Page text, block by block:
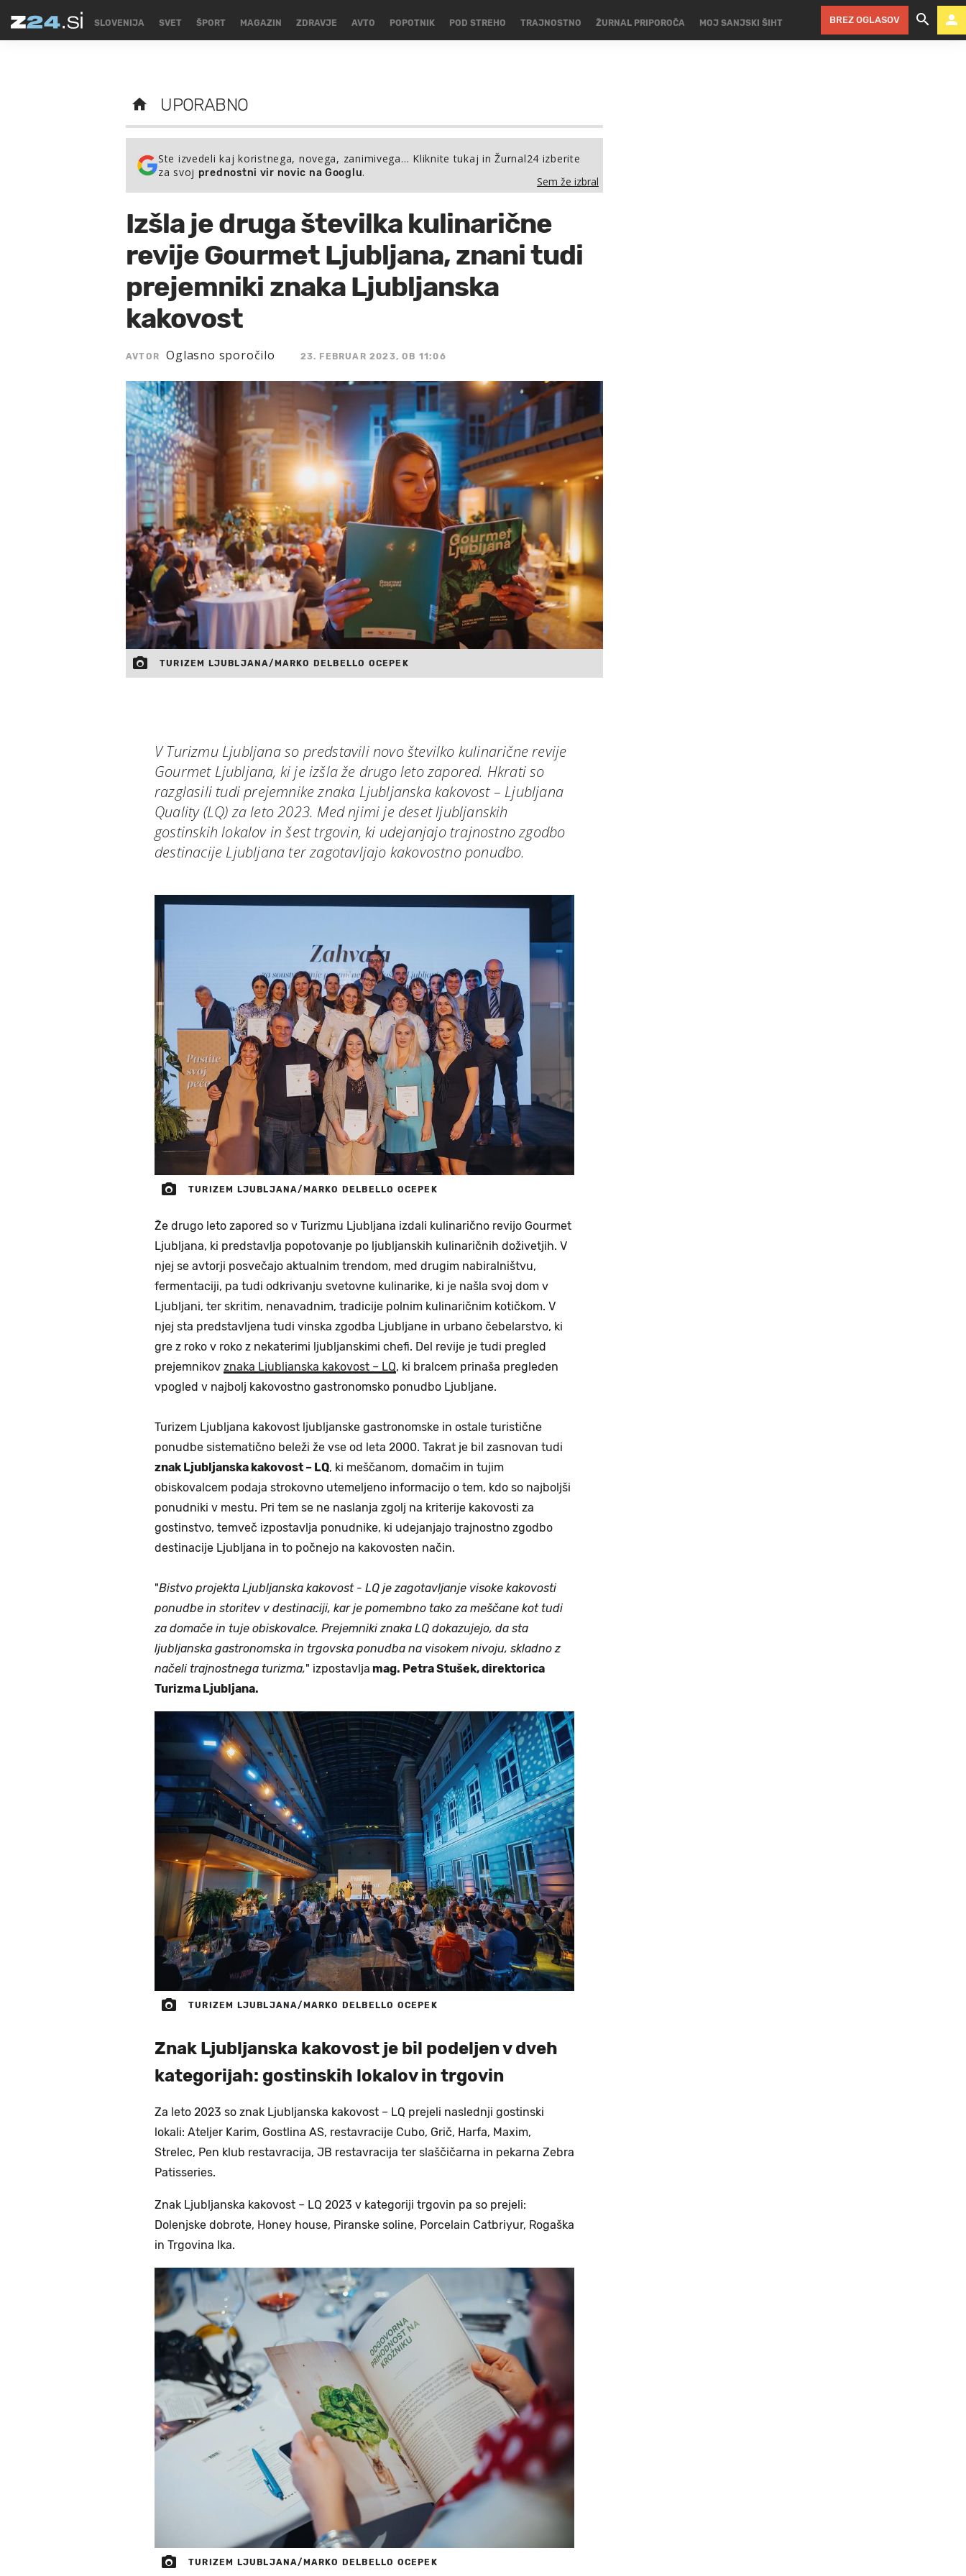
SLOVENIJA SVET ŠPORT MAGAZIN ZDRAVJE AVTO POPOTNIK POD STREHO TRAJNOSTNO ŽURNAL PRIPOROČA MOJ SANJSKI ŠIHT BREZ OGLASOV
UPORABNO
Ste izvedeli kaj koristnega, novega, zanimivega… Kliknite tukaj in Žurnal24 izberite
za svoj prednostni vir novic na Googlu.
Sem že izbral
Izšla je druga številka kulinarične
revije Gourmet Ljubljana, znani tudi
prejemniki znaka Ljubljanska
kakovost
AVTOR Oglasno sporočilo 23. FEBRUAR 2023, OB 11:06
TURIZEM LJUBLJANA/MARKO DELBELLO OCEPEK
V Turizmu Ljubljana so predstavili novo številko kulinarične revije
Gourmet Ljubljana, ki je izšla že drugo leto zapored. Hkrati so
razglasili tudi prejemnike znaka Ljubljanska kakovost – Ljubljana
Quality (LQ) za leto 2023. Med njimi je deset ljubljanskih
gostinskih lokalov in šest trgovin, ki udejanjajo trajnostno zgodbo
destinacije Ljubljana ter zagotavljajo kakovostno ponudbo.
TURIZEM LJUBLJANA/MARKO DELBELLO OCEPEK
Že drugo leto zapored so v Turizmu Ljubljana izdali kulinarično revijo Gourmet
Ljubljana, ki predstavlja popotovanje po ljubljanskih kulinaričnih doživetjih. V
njej se avtorji posvečajo aktualnim trendom, med drugim nabiralništvu,
fermentaciji, pa tudi odkrivanju svetovne kulinarike, ki je našla svoj dom v
Ljubljani, ter skritim, nenavadnim, tradicije polnim kulinaričnim kotičkom. V
njej sta predstavljena tudi vinska zgodba Ljubljane in urbano čebelarstvo, ki
gre z roko v roko z nekaterimi ljubljanskimi chefi. Del revije je tudi pregled
prejemnikov znaka Ljubljanska kakovost – LQ, ki bralcem prinaša pregleden
vpogled v najbolj kakovostno gastronomsko ponudbo Ljubljane.
Turizem Ljubljana kakovost ljubljanske gastronomske in ostale turistične
ponudbe sistematično beleži že vse od leta 2000. Takrat je bil zasnovan tudi
znak Ljubljanska kakovost – LQ, ki meščanom, domačim in tujim
obiskovalcem podaja strokovno utemeljeno informacijo o tem, kdo so najboljši
ponudniki v mestu. Pri tem se ne naslanja zgolj na kriterije kakovosti za
gostinstvo, temveč izpostavlja ponudnike, ki udejanjajo trajnostno zgodbo
destinacije Ljubljana in to počnejo na kakovosten način.
"Bistvo projekta Ljubljanska kakovost - LQ je zagotavljanje visoke kakovosti
ponudbe in storitev v destinaciji, kar je pomembno tako za meščane kot tudi
za domače in tuje obiskovalce. Prejemniki znaka LQ dokazujejo, da sta
ljubljanska gastronomska in trgovska ponudba na visokem nivoju, skladno z
načeli trajnostnega turizma," izpostavlja mag. Petra Stušek, direktorica
Turizma Ljubljana.
TURIZEM LJUBLJANA/MARKO DELBELLO OCEPEK
Znak Ljubljanska kakovost je bil podeljen v dveh
kategorijah: gostinskih lokalov in trgovin
Za leto 2023 so znak Ljubljanska kakovost – LQ prejeli naslednji gostinski
lokali: Ateljer Karim, Gostlina AS, restavracije Cubo, Grič, Harfa, Maxim,
Strelec, Pen klub restavracija, JB restavracija ter slaščičarna in pekarna Zebra
Patisseries.
Znak Ljubljanska kakovost – LQ 2023 v kategoriji trgovin pa so prejeli:
Dolenjske dobrote, Honey house, Piranske soline, Porcelain Catbriyur, Rogaška
in Trgovina Ika.
TURIZEM LJUBLJANA/MARKO DELBELLO OCEPEK